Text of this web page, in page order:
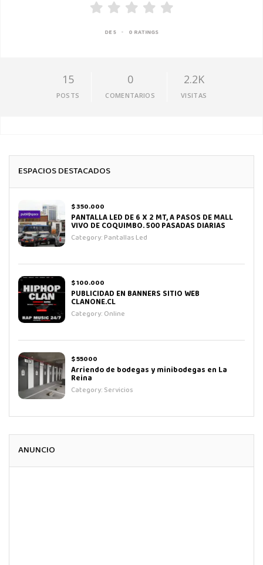
DE 5 • 0 RATINGS
15
POSTS
0
COMENTARIOS
2.2K
VISITAS
ESPACIOS DESTACADOS
$ 350.000
PANTALLA LED DE 6 X 2 MT, A PASOS DE MALL
VIVO DE COQUIMBO. 500 PASADAS DIARIAS
Category:Pantallas Led
$ 100.000
PUBLICIDAD EN BANNERS SITIO WEB
CLANONE.CL
Category:Online
$ 55000
Arriendo de bodegas y minibodegas en La
Reina
Category:Servicios
ANUNCIO